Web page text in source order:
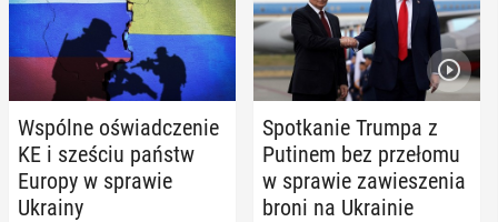
Wspólne oświad­cze­nie
KE i sześciu państw
Europy w sprawie
Ukrainy
Spo­tka­nie Trumpa z
Putinem bez prze­ło­mu
w sprawie za­wie­sze­nia
broni na Ukra­inie